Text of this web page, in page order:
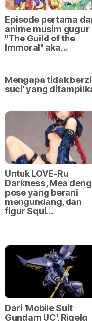
Episode pertama
anime musim gugur
"The Guild of the
Immoral" aka…
Mengapa tidak
suci' yang
Untuk LOVE-Ru
Darkness', Mea
pose yang berani
mengundang, dan
figur Squi…
Dari 'Mobile Suit
Gundam UC', Rigelg